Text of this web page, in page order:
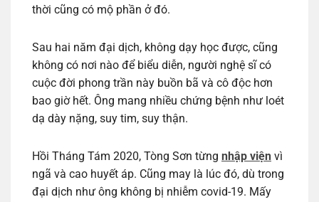
thời cũng có mộ phần ở đó.
Sau hai năm đại dịch, không dạy học được, cũng
không có nơi nào để biểu diễn, người nghệ sĩ có
cuộc đời phong trần này buồn bã và cô độc hơn
bao giờ hết. Ông mang nhiều chứng bệnh như loét
dạ dày nặng, suy tim, suy thận.
Hồi Tháng Tám 2020, Tòng Sơn từng nhập viện vì
ngã và cao huyết áp. Cũng may là lúc đó, dù trong
đại dịch như ông không bị nhiễm covid-19. Mấy